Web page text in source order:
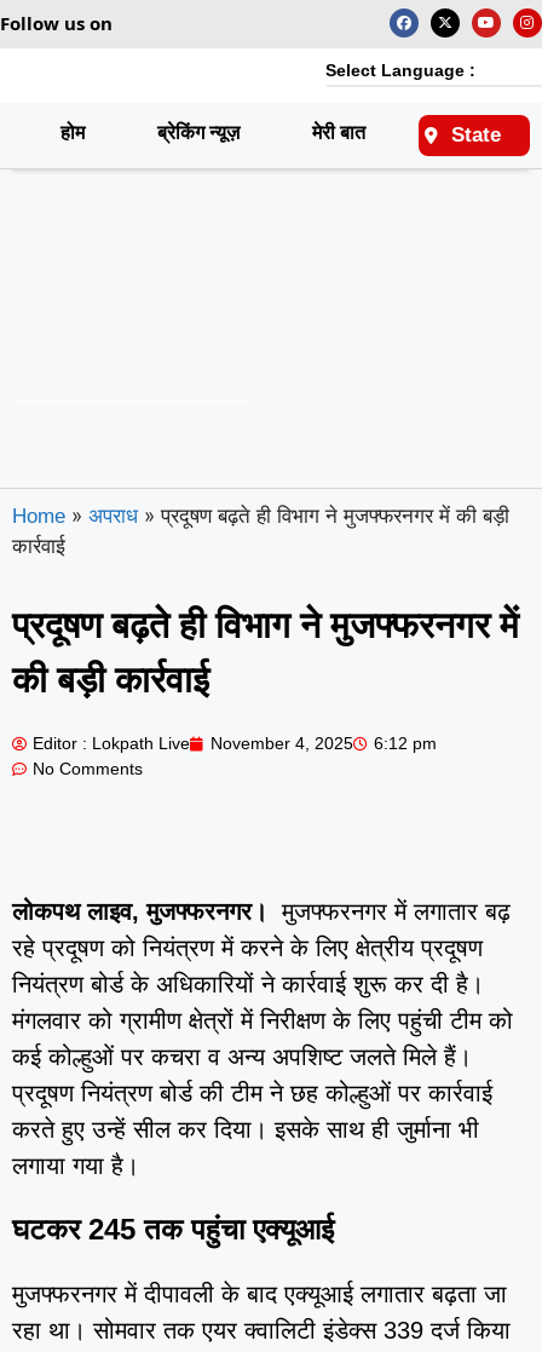
Follow us on
Select Language :
होम ब्रेकिंग न्यूज़ मेरी बात राष्ट्रीय
State
Home » अपराध » प्रदूषण बढ़ते ही विभाग ने मुजफ्फरनगर में की बड़ी
कार्रवाई
प्रदूषण बढ़ते ही विभाग ने मुजफ्फरनगर में
की बड़ी कार्रवाई
Editor : Lokpath Live November 4, 2025
6:12 pm
No Comments
लोकपथ लाइव, मुजफ्फरनगर।मुजफ्फरनगर में लगातार बढ़
रहे प्रदूषण को नियंत्रण में करने के लिए क्षेत्रीय प्रदूषण
नियंत्रण बोर्ड के अधिकारियों ने कार्रवाई शुरू कर दी है।
मंगलवार को ग्रामीण क्षेत्रों में निरीक्षण के लिए पहुंची टीम को
कई कोल्हुओं पर कचरा व अन्य अपशिष्ट जलते मिले हैं।
प्रदूषण नियंत्रण बोर्ड की टीम ने छह कोल्हुओं पर कार्रवाई
करते हुए उन्हें सील कर दिया। इसके साथ ही जुर्माना भी
लगाया गया है।
घटकर 245 तक पहुंचा एक्यूआई
मुजफ्फरनगर में दीपावली के बाद एक्यूआई लगातार बढ़ता जा
रहा था। सोमवार तक एयर क्वालिटी इंडेक्स 339 दर्ज किया